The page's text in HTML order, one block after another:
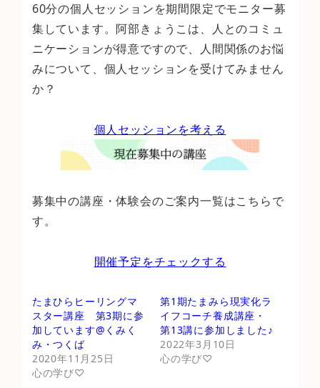
60分の個人セッションを期間限定でモニター募
集しています。阿部きょうこは、人とのコミュ
ニケーションが得意ですので、人間関係のお悩
みについて、個人セッションを受けてみません
か？
個人セッションを考える
募集中の講座・体験会のご案内一覧はこちらで
す。
開催予定をチェックする
たまひらヒーリングマ
スター講座 第3期に参
加しています@くみく
み・つくば
2020年11月25日
心の学び♡
第1期たまみら現実化ラ
イフコーチ養成講座・
第13講に参加しました♪
2022年3月10日
心の学び♡